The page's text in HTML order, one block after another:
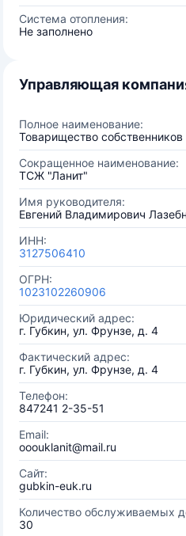
Система отопления:
Не заполнено
Управляющая
Полное наименование:
Товарищество
Сокращенное наименование:
ТСЖ "Ланит"
Имя руководителя:
Евгений Владимирович
ИНН:
3127506410
ОГРН:
1023102260906
Юридический адрес:
г. Губкин, ул. Фрунзе, д. 4
Фактический адрес:
г. Губкин, ул. Фрунзе, д. 4
Телефон:
847241 2-35-51
Email:
ooouklanit@mail.ru
Сайт:
gubkin-euk.ru
Количество обслуживаемых
30